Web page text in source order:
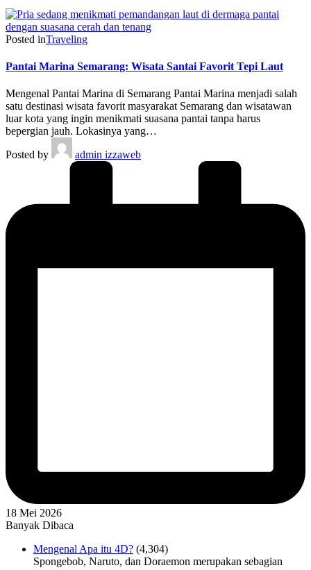
Posted inTraveling
Pantai Marina Semarang: Wisata Santai Favorit Tepi Laut
Mengenal Pantai Marina di Semarang Pantai Marina menjadi salah
satu destinasi wisata favorit masyarakat Semarang dan wisatawan
luar kota yang ingin menikmati suasana pantai tanpa harus
bepergian jauh. Lokasinya yang…
Posted by
admin izzaweb
18 Mei 2026
Banyak Dibaca
Mengenal Apa itu 4D? (4,304)
Spongebob, Naruto, dan Doraemon merupakan sebagian